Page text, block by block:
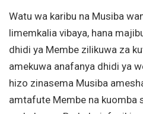
Watu wa karibu na Musiba
limemkalia vibaya, hana
dhidi ya Membe zilikuwa za
amekuwa anafanya dhidi ya
hizo zinasema Musiba
amtafute Membe na kuomba